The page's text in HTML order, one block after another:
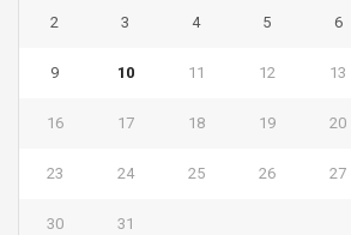
2 3 4 5 6
9 10 11 12 13
16 17 18 19 20
23 24 25 26 27
30 31